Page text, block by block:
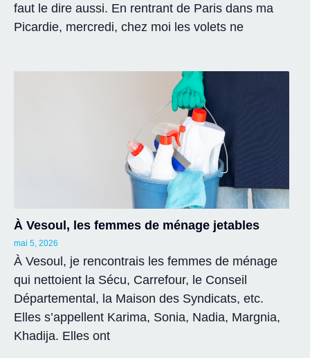
faut le dire aussi. En rentrant de Paris dans ma
Picardie, mercredi, chez moi les volets ne
À Vesoul, les femmes de ménage jetables
mai 5, 2026
À Vesoul, je rencontrais les femmes de ménage
qui nettoient la Sécu, Carrefour, le Conseil
Départemental, la Maison des Syndicats, etc.
Elles s’appellent Karima, Sonia, Nadia, Margnia,
Khadija. Elles ont